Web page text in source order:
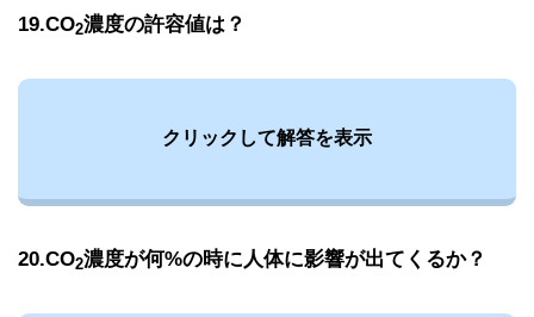
19.CO2濃度の許容値は？
クリックして解答を表示
20.CO2濃度が何%の時に人体に影響が出てくるか？